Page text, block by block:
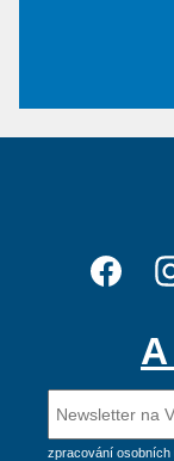
zpracování osobních